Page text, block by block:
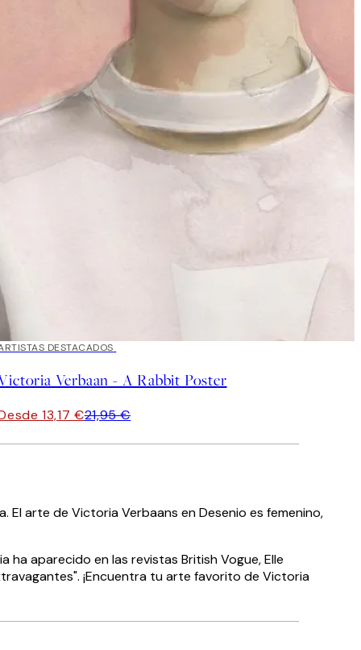
DESTACADOS
Verbaan - A Rabbit Poster
13,17 €21,95 €
arte de Victoria Verbaans en Desenio es femenino,
aparecido en las revistas British Vogue, Elle
¡Encuentra tu arte favorito de Victoria